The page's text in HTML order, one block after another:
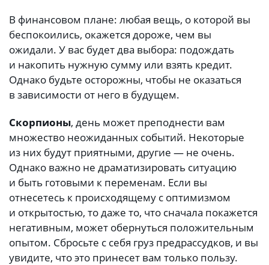
В финансовом плане: любая вещь, о которой вы
беспокоились, окажется дороже, чем вы
ожидали. У вас будет два выбора: подождать
и накопить нужную сумму или взять кредит.
Однако будьте осторожны, чтобы не оказаться
в зависимости от него в будущем.
Скорпионы, день может преподнести вам
множество неожиданных событий. Некоторые
из них будут приятными, другие — не очень.
Однако важно не драматизировать ситуацию
и быть готовыми к переменам. Если вы
отнесетесь к происходящему с оптимизмом
и открытостью, то даже то, что сначала покажется
негативным, может обернуться положительным
опытом. Сбросьте с себя груз предрассудков, и вы
увидите, что это принесет вам только пользу.